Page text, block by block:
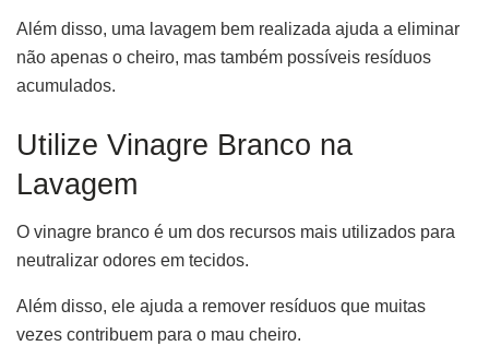
Além disso, uma lavagem bem realizada ajuda a eliminar
não apenas o cheiro, mas também possíveis resíduos
acumulados.
Utilize Vinagre Branco na
Lavagem
O vinagre branco é um dos recursos mais utilizados para
neutralizar odores em tecidos.
Além disso, ele ajuda a remover resíduos que muitas
vezes contribuem para o mau cheiro.